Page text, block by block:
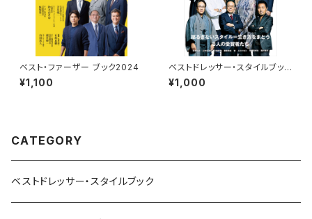
ベスト・ファーザー ブック2024
¥1,100
ベストドレッサー・スタイルブック
2019
¥1,000
CATEGORY
ベストドレッサー・スタイルブック